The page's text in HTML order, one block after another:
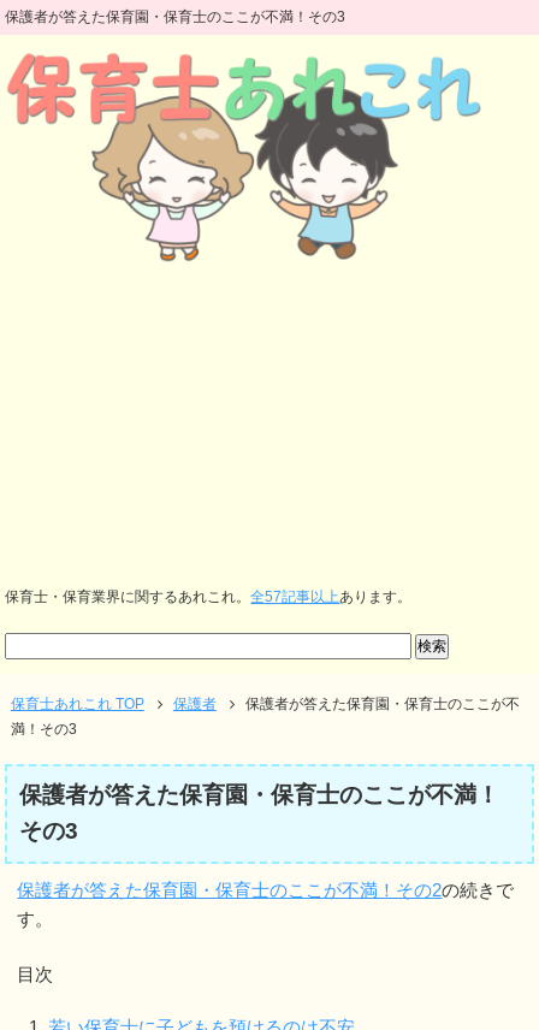
保護者が答えた保育園・保育士のここが不満！その3
保育士・保育業界に関するあれこれ。全57記事以上あります。
保育士あれこれ TOP 保護者
保護者が答えた保育園・保育士のここが不
満！その3
保護者が答えた保育園・保育士のここが不満！
その3
保護者が答えた保育園・保育士のここが不満！その2の続きで
す。
目次